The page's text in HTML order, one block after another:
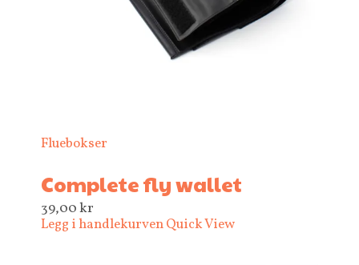
Fluebokser
Complete fly wallet
39,00kr
Legg i handlekurvenQuick View